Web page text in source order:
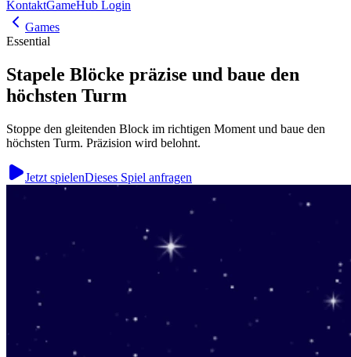
KontaktGameHub Login
Games
Essential
Stapele Blöcke präzise und baue den
höchsten Turm
Stoppe den gleitenden Block im richtigen Moment und baue den
höchsten Turm. Präzision wird belohnt.
Jetzt spielenDieses Spiel anfragen